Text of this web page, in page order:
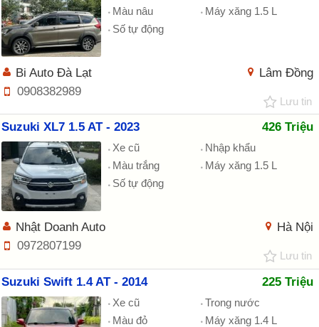
Màu nâu
Máy xăng 1.5 L
Số tự động
Lâm Đồng
Bi Auto Đà Lạt
0908382989
Lưu tin
Suzuki XL7 1.5 AT - 2023 426 Triệu
Xe cũ
Nhập khẩu
Màu trắng
Máy xăng 1.5 L
Số tự động
Hà Nội
Nhật Doanh Auto
0972807199
Lưu tin
Suzuki Swift 1.4 AT - 2014 225 Triệu
Xe cũ
Trong nước
Màu đỏ
Máy xăng 1.4 L